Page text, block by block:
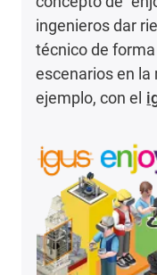
ingenieros dar
técnico de
escenarios en la
ejemplo, con el